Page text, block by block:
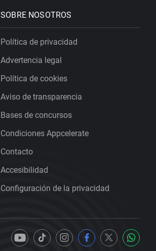
SOBRE NOSOTROS
Política de privacidad
Advertencia legal
Política de cookies
Aviso de transparencia
Bases de concursos
Condiciones Appcelerate
Contacto
Accesibilidad
Configuración de la privacidad